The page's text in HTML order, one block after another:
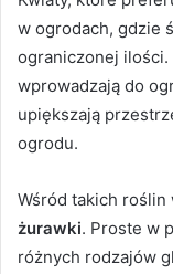
w ogrodach, gdzie
ograniczonej
wprowadzają do
upiększają
ogrodu.
Wśród takich
żurawki. Proste w
różnych rodzajów